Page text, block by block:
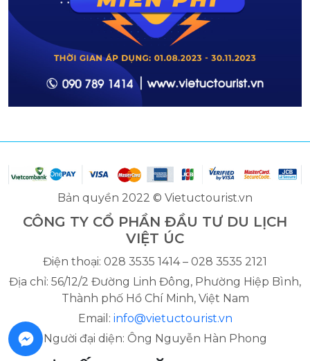
Bản quyền 2022 © Vietuctourist.vn
CÔNG TY CỔ PHẦN ĐẦU TƯ DU LỊCH
VIỆT ÚC
Điện thoại: 028 3535 1414 – 028 3535 2121
Địa chỉ: 56/12/2 Đường Linh Đông, Phường Hiệp Bình,
Thành phố Hồ Chí Minh, Việt Nam
Email: info@vietuctourist.vn
Người đại diện: Ông Nguyễn Hàn Phong